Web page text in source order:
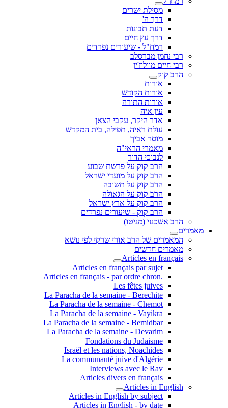
מסילת ישרים
דרך ה'
דעת תבונות
דרך עץ חיים
רמח"ל - שיעורים נפרדים
רבי נחמן מברסלב
רבי חיים מוולוז'ין
הרב קוק
אורות
אורות הקודש
אורות התורה
עין איה
אדר היקר, עקבי הצאן
עולת ראיה, תפילה, בית המקדש
מוסר אביך
מאמרי הראי"ה
לנבוכי הדור
הרב קוק על פרשת שבוע
הרב קוק על מועדי ישראל
הרב קוק על תשובה
הרב קוק על הגאולה
הרב קוק על ארץ ישראל
הרב קוק - שיעורים נפרדים
הרב אשכנזי (מניטו)
מאמרים
המאמרים של הרב אורי שרקי לפי נושא
מאמרים חדשים
Articles en français
Articles en français par sujet
.Articles en français - par ordre chron
Les fêtes juives
La Paracha de la semaine - Berechite
La Paracha de la semaine - Chemot
La Paracha de la semaine - Vayikra
La Paracha de la semaine - Bemidbar
La Paracha de la semaine - Devarim
Fondations du Judaisme
Israël et les nations, Noachides
La communauté juive d'Algérie
Interviews avec le Rav
Articles divers en français
Articles in English
Articles in English by subject
Articles in English - by date